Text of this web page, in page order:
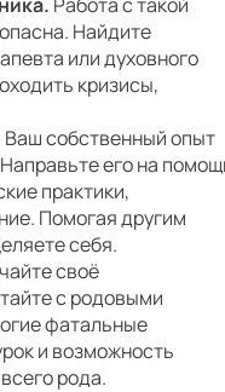
Найдите
или духовного
кризисы,
Ваш собственный опыт
его на
практики,
Помогая другим
себя.
своё
с родовыми
фатальные
и возможность
рода.